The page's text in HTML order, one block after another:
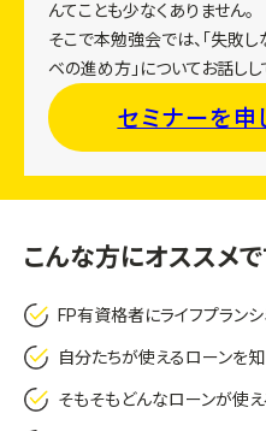
んてことも少なくありません。
そこで本勉強会では、「失敗し
ベの進め方」についてお話しし
セミナーを申
こんな方にオススメ
FP有資格者にライフプラン
自分たちが使えるローンを
そもそもどんなローンが使